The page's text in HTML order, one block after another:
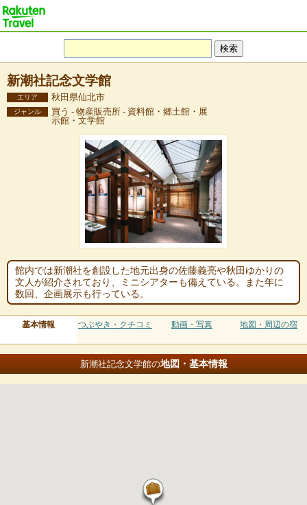
新潮社記念文学館
エリア 秋田県仙北市
ジャンル
買う - 物産販売所 - 資料館・郷土館・展
示館・文学館
館内では新潮社を創設した地元出身の佐藤義亮や秋田ゆかりの
文人が紹介されており、ミニシアターも備えている。また年に
数回、企画展示も行っている。
基本情報 つぶやき・クチコミ 動画・写真 地図・周辺の宿
新潮社記念文学館の地図・基本情報